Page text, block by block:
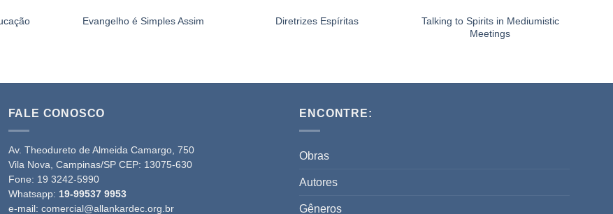
Evangelho é Simples Assim Diretrizes Espíritas
Talking to Spirits in Mediumistic
Meetings
FALE CONOSCO
Av. Theodureto de Almeida Camargo, 750
Vila Nova, Campinas/SP CEP: 13075-630
Fone: 19 3242-5990
Whatsapp: 19-99537 9953
e-mail: comercial@allankardec.org.br
ENCONTRE:
Obras
Autores
Gêneros